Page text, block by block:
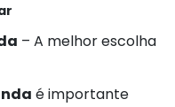
– A melhor escolha
é importante